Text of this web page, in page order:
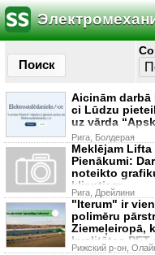
Поиск
Aicinām
ci Lūdzu
uz vārda
Рига, Болдерая
Meklējam
Pienākumi:
noteikto
klientiem
Рига, Дрейлини
"Iterum" ir
polimēru
Ziemeļeiropā,
kvalitātes PET
Рижский р-он,